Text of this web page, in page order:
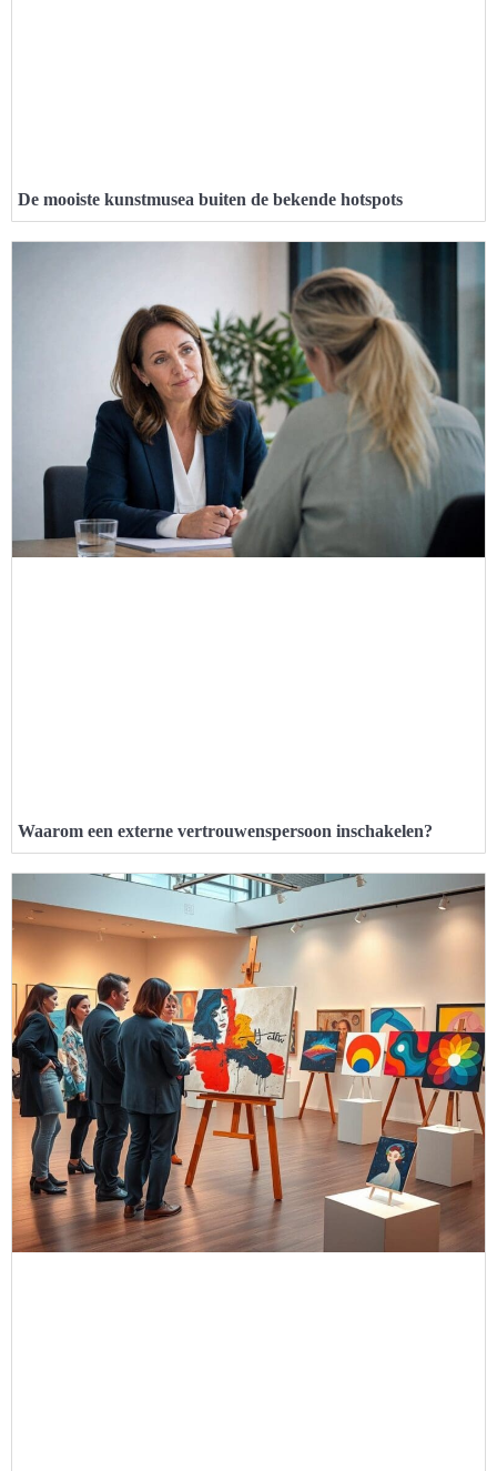
De mooiste kunstmusea buiten de bekende hotspots
Waarom een externe vertrouwenspersoon inschakelen?